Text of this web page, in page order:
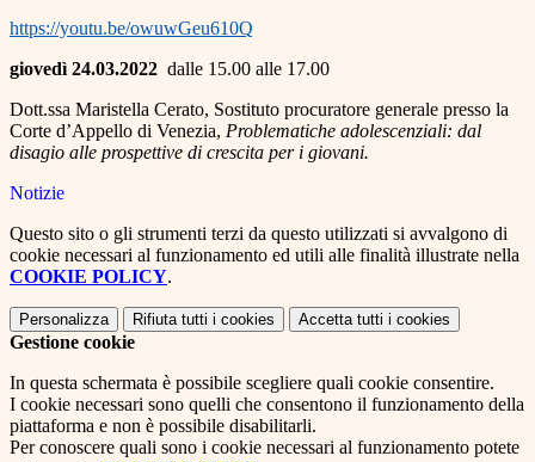
https://youtu.be/owuwGeu610Q
giovedì 24.03.2022 dalle 15.00 alle 17.00
Dott.ssa Maristella Cerato, Sostituto procuratore generale presso la
Corte d’Appello di Venezia, Problematiche adolescenziali: dal
disagio alle prospettive di crescita per i giovani.
Notizie
Questo sito o gli strumenti terzi da questo utilizzati si avvalgono di
cookie necessari al funzionamento ed utili alle finalità illustrate nella
COOKIE POLICY.
Personalizza Rifiuta tutti i cookies Accetta tutti i cookies
Gestione cookie
In questa schermata è possibile scegliere quali cookie consentire.
I cookie necessari sono quelli che consentono il funzionamento della
piattaforma e non è possibile disabilitarli.
Per conoscere quali sono i cookie necessari al funzionamento potete